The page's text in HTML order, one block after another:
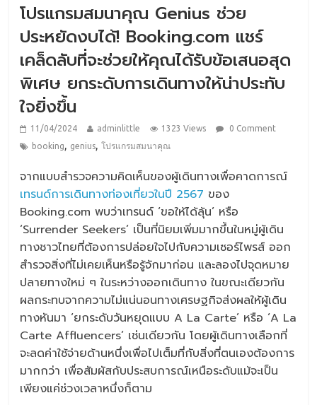
โปรแกรมสมนาคุณ Genius ช่วย
ประหยัดงบได้! Booking.com แชร์
เคล็ดลับที่จะช่วยให้คุณได้รับข้อเสนอสุด
พิเศษ ยกระดับการเดินทางให้น่าประทับ
ใจยิ่งขึ้น
11/04/2024 adminlittle 1323 Views
0 Comment
booking, genius,โปรแกรมสมนาคุณ
จากแบบสำรวจความคิดเห็นของผู้เดินทางเพื่อคาดการณ์
เทรนด์การเดินทางท่องเที่ยวในปี 2567 ของ
Booking.com พบว่าเทรนด์ ‘ขอให้ได้ลุ้น’ หรือ
‘Surrender Seekers’ เป็นที่นิยมเพิ่มมากขึ้นในหมู่ผู้เดิน
ทางชาวไทยที่ต้องการปล่อยใจไปกับความเซอร์ไพรส์ ออก
สำรวจสิ่งที่ไม่เคยเห็นหรือรู้จักมาก่อน และลองไปจุดหมาย
ปลายทางใหม่ ๆ ในระหว่างออกเดินทาง ในขณะเดียวกัน
ผลกระทบจากความไม่แน่นอนทางเศรษฐกิจส่งผลให้ผู้เดิน
ทางหันมา ‘ยกระดับวันหยุดแบบ A La Carte’ หรือ ‘A La
Carte Affluencers’ เช่นเดียวกัน โดยผู้เดินทางเลือกที่
จะลดค่าใช้จ่ายด้านหนึ่งเพื่อไปเต็มที่กับสิ่งที่ตนเองต้องการ
มากกว่า เพื่อสัมผัสกับประสบการณ์เหนือระดับแม้จะเป็น
เพียงแค่ช่วงเวลาหนึ่งก็ตาม